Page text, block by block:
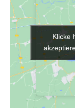
Klicke
Klicke